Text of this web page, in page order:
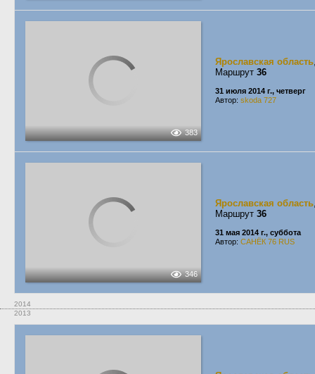
383
Ярославская область
Маршрут 36
31 июля 2014 г., четверг
Автор: skoda 727
346
Ярославская область
Маршрут 36
31 мая 2014 г., суббота
Автор: САНЁК 76 RUS
2014
2013